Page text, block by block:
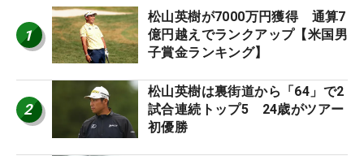
1
松山英樹が7000万円獲得 通算7
億円越えでランクアップ【米国男
子賞金ランキング】
2
松山英樹は裏街道から「64」で2
試合連続トップ5 24歳がツアー
初優勝